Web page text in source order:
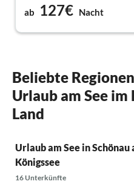
ab 127€ Nacht
Beliebte
Urlaub am See
Land
Urlaub am See in Schönau
Königssee
16 Unterkünfte